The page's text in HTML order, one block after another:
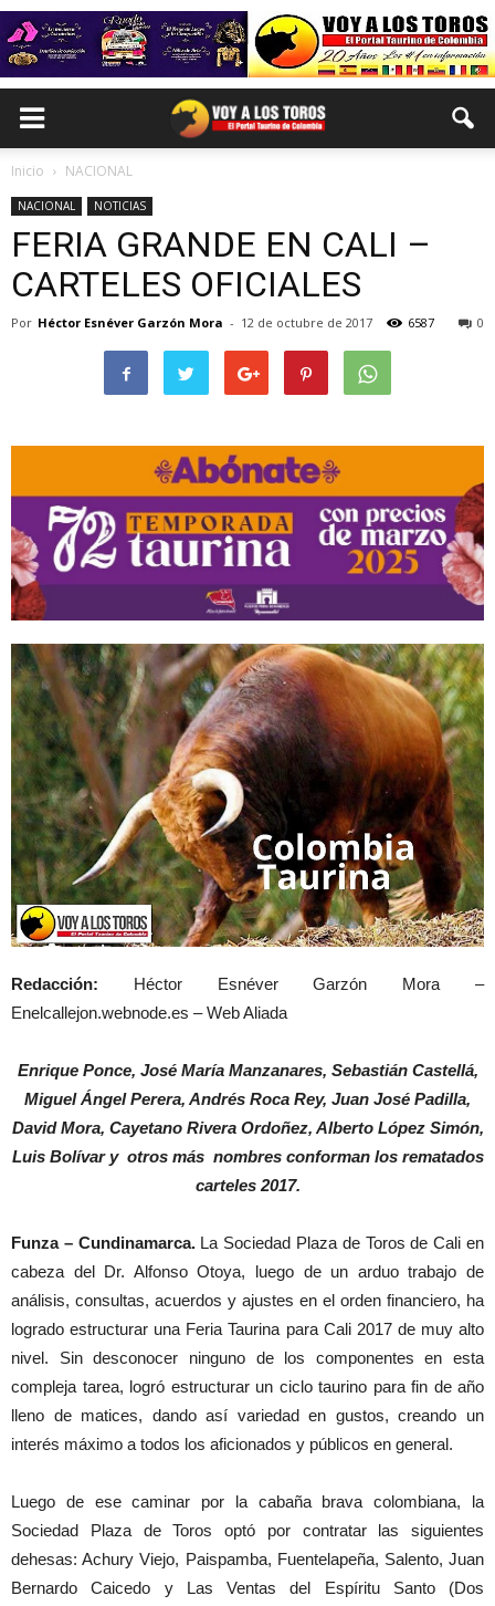
Inicio NACIONAL
NACIONAL NOTICIAS
FERIA GRANDE EN CALI –
CARTELES OFICIALES
Por Héctor Esnéver Garzón Mora - 12 de octubre de 2017 0
6587
Redacción: Héctor Esnéver Garzón Mora –
Enelcallejon.webnode.es – Web Aliada
Enrique Ponce, José María Manzanares, Sebastián Castellá,
Miguel Ángel Perera, Andrés Roca Rey, Juan José Padilla,
David Mora, Cayetano Rivera Ordoñez, Alberto López Simón,
Luis Bolívar y otros más nombres conforman los rematados
carteles 2017.
Funza – Cundinamarca. La Sociedad Plaza de Toros de Cali en
cabeza del Dr. Alfonso Otoya, luego de un arduo trabajo de
análisis, consultas, acuerdos y ajustes en el orden financiero, ha
logrado estructurar una Feria Taurina para Cali 2017 de muy alto
nivel. Sin desconocer ninguno de los componentes en esta
compleja tarea, logró estructurar un ciclo taurino para fin de año
lleno de matices, dando así variedad en gustos, creando un
interés máximo a todos los aficionados y públicos en general.
Luego de ese caminar por la cabaña brava colombiana, la
Sociedad Plaza de Toros optó por contratar las siguientes
dehesas: Achury Viejo, Paispamba, Fuentelapeña, Salento, Juan
Bernardo Caicedo y Las Ventas del Espíritu Santo (Dos